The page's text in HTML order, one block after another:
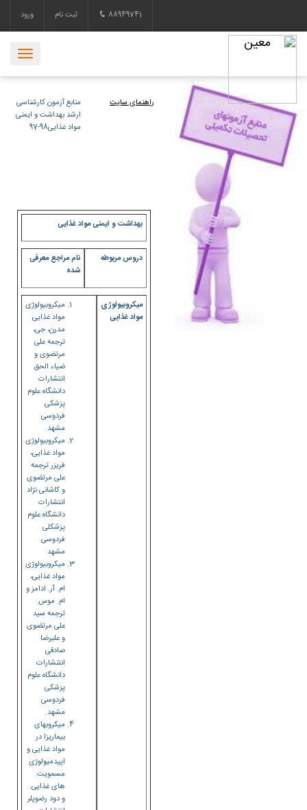
ورود ثبت نام 88949741
راهنمای سایت
منابع آزمون کارشناسی
ارشد بهداشت و ایمنی
مواد غذایی98-97
بهداشت و ایمنی مواد غذایی
دروس مربوطه
نام مراجع معرفی
شده
میکروبیولوژی
مواد غذایی
میکروبیولوژی
مواد غذایی
مدرن، جی،
ترجمه علی
مرتضوی و
ضیاء الحق
انتشارات
دانشگاه علوم
پزشکی
فردوسی
مشهد
میکروبیولوژی
مواد غذایی،
فریزر ترجمه
علی مرتضوی
و کاشانی نژاد
انتشارات
دانشگاه علوم
پزشکلی
فردوسی
مشهد
میکروبیولوژی
مواد غذایی،
ام. آر. ادامز و
ام. موس.
ترجمه سید
علی مرتضوی
و علیرضا
صادقی
انتنشارات
دانشگاه علوم
پزشکی
فردوسی
مشهد.
میکروبهای
بیماریزا در
مواد غذایی و
اپیدمیولوژی
مسمویت
های غذایی.
و دود رضوپلر